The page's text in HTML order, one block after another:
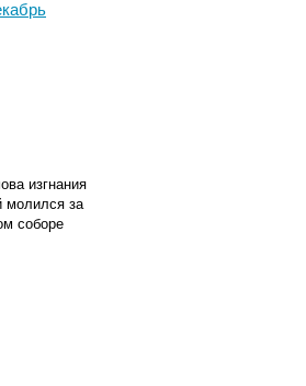
изгнания
молился за
соборе